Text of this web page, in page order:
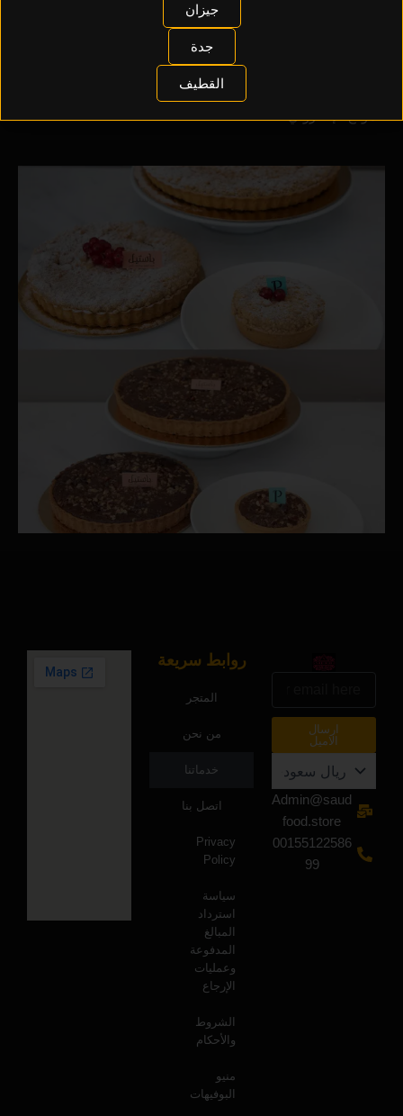
نوصل طلباتكم إلى باب البيت بأمان تام للحفاظ على نضارة وجودة
طلب أونلاين بكل سهولة
اختار، اطلب، واستلم بدون عناء من خلال منصات التواصل أو
روابط سريعة
المتجر
من نحن
خدماتنا
اتصل بنا
Privacy
Policy
سياسة
استرداد
المبالغ
المدفوعة
وعمليات
الإرجاع
الشروط
والأحكام
منيو
البوفيهات
ارسال
الاميل
Admin@saud
food.store
00155122586
99
جيزان
جدة
القطيف